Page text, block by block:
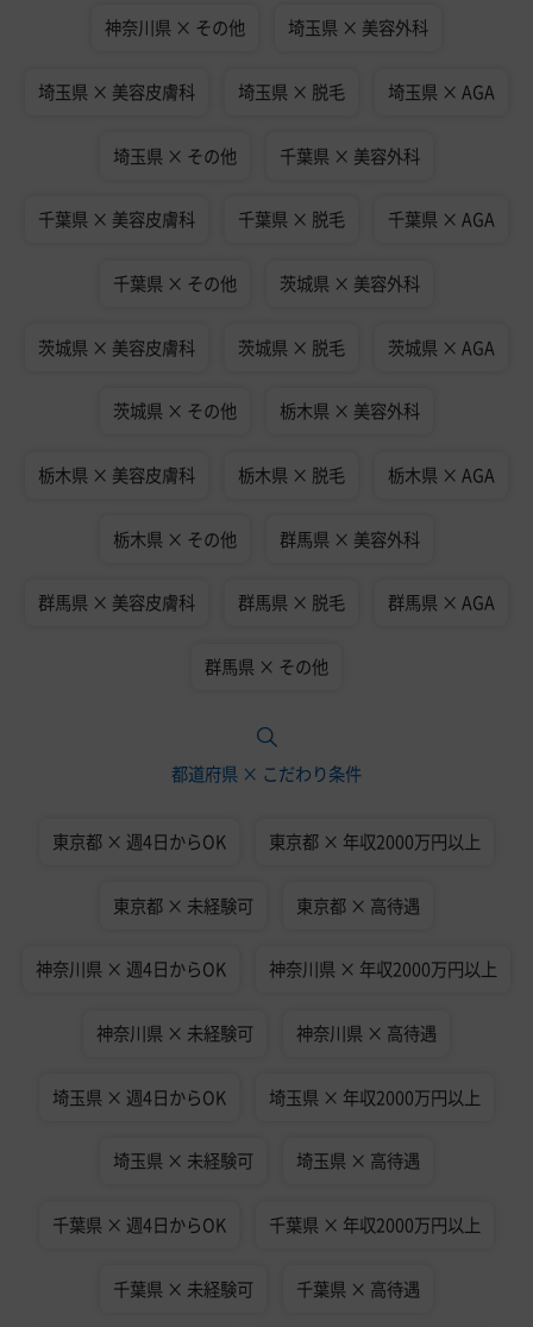
神奈川県 × その他 埼玉県 × 美容外科
埼玉県 × 美容皮膚科 埼玉県 × 脱毛 埼玉県 × AGA
埼玉県 × その他 千葉県 × 美容外科
千葉県 × 美容皮膚科 千葉県 × 脱毛 千葉県 × AGA
千葉県 × その他 茨城県 × 美容外科
茨城県 × 美容皮膚科 茨城県 × 脱毛 茨城県 × AGA
茨城県 × その他 栃木県 × 美容外科
栃木県 × 美容皮膚科 栃木県 × 脱毛 栃木県 × AGA
栃木県 × その他 群馬県 × 美容外科
群馬県 × 美容皮膚科 群馬県 × 脱毛 群馬県 × AGA
群馬県 × その他
都道府県 × こだわり条件
東京都 × 週4日からOK 東京都 × 年収2000万円以上
東京都 × 未経験可 東京都 × 高待遇
神奈川県 × 週4日からOK 神奈川県 × 年収2000万円以上
神奈川県 × 未経験可 神奈川県 × 高待遇
埼玉県 × 週4日からOK 埼玉県 × 年収2000万円以上
埼玉県 × 未経験可 埼玉県 × 高待遇
千葉県 × 週4日からOK 千葉県 × 年収2000万円以上
千葉県 × 未経験可 千葉県 × 高待遇